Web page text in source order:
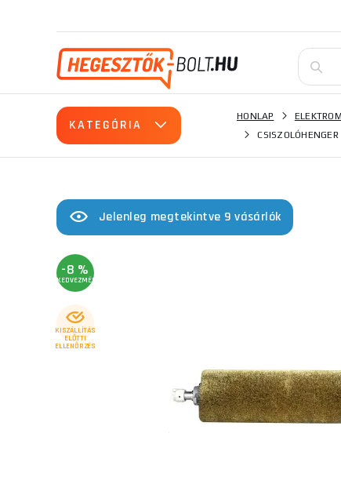
KATEGÓRIA
HONLAP
Jelenleg megtekintve 9 vásárlók
-8 %
KEDVEZMÉNY
KISZÁLLÍTÁS
ELŐTTI
ELLENŐRZÉS